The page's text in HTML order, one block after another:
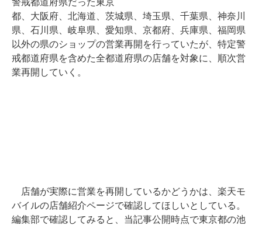
警戒都道府県だった東京
都、大阪府、北海道、茨城県、埼玉県、千葉県、神奈川
県、石川県、岐阜県、愛知県、京都府、兵庫県、福岡県
以外の県のショップの営業再開を行っていたが、特定警
戒都道府県を含めた全都道府県の店舗を対象に、順次営
業再開していく。
店舗が実際に営業を再開しているかどうかは、楽天モ
バイルの店舗紹介ページで確認してほしいとしている。
編集部で確認してみると、当記事公開時点で東京都の池